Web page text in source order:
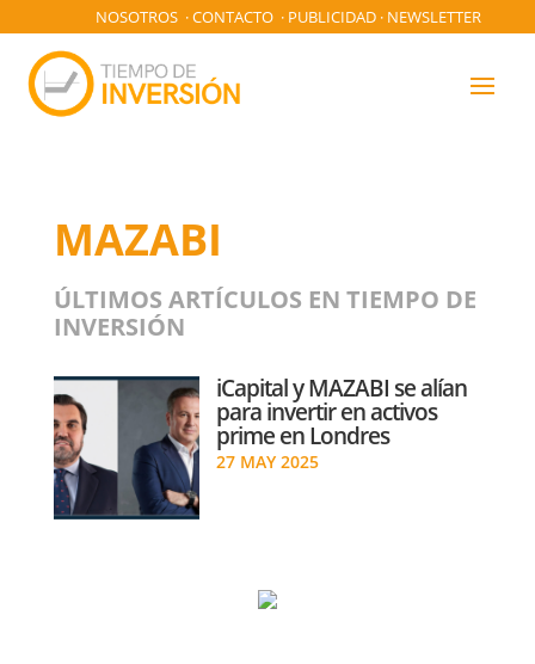
NOSOTROS ·CONTACTO · PUBLICIDAD · NEWSLETTER
MAZABI
ÚLTIMOS ARTÍCULOS EN TIEMPO DE
INVERSIÓN
iCapital y MAZABI se alían
para invertir en activos
prime en Londres
27 MAY 2025